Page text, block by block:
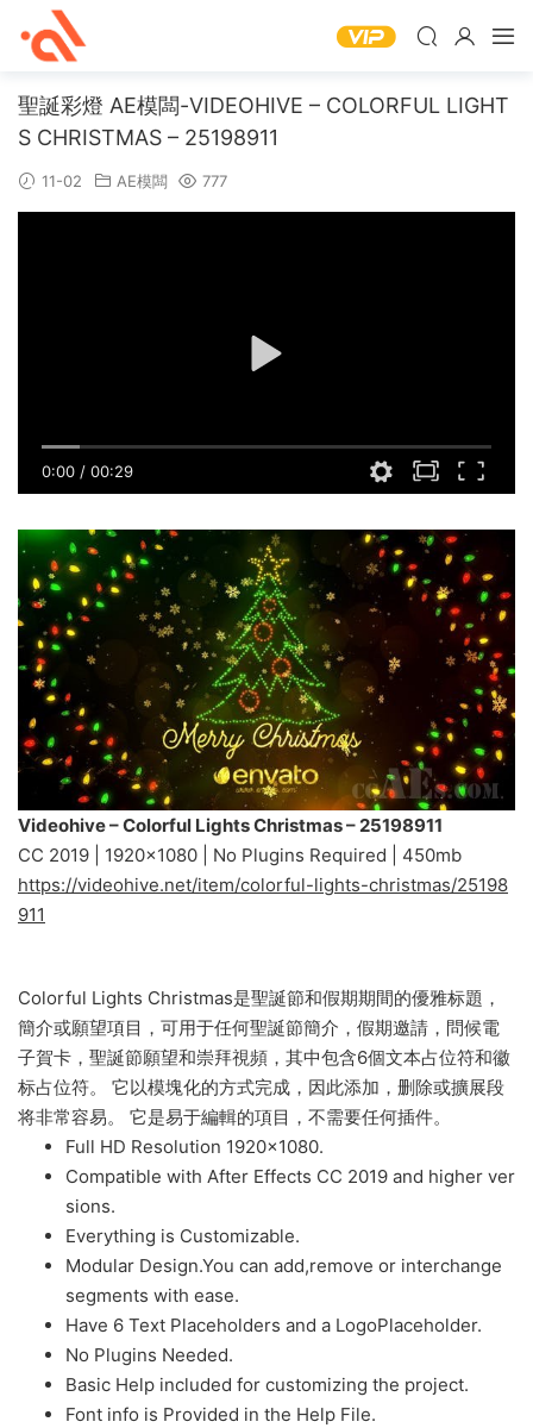
聖誕彩燈 AE模闆-VIDEOHIVE – COLORFUL LIGHT
S CHRISTMAS – 25198911
11-02 AE模闆 777
0:00 / 00:29
Videohive – Colorful Lights Christmas – 25198911
CC 2019 | 1920×1080 | No Plugins Required | 450mb
https://videohive.net/item/colorful-lights-christmas/25198
911
Colorful Lights Christmas是聖誕節和假期期間的優雅标題，
簡介或願望項目，可用于任何聖誕節簡介，假期邀請，問候電
子賀卡，聖誕節願望和崇拜視頻，其中包含6個文本占位符和徽
标占位符。 它以模塊化的方式完成，因此添加，删除或擴展段
将非常容易。 它是易于編輯的項目，不需要任何插件。
Full HD Resolution 1920×1080.
Compatible with After Effects CC 2019 and higher ver
sions.
Everything is Customizable.
Modular Design.You can add,remove or interchange
segments with ease.
Have 6 Text Placeholders and a LogoPlaceholder.
No Plugins Needed.
Basic Help included for customizing the project.
Font info is Provided in the Help File.